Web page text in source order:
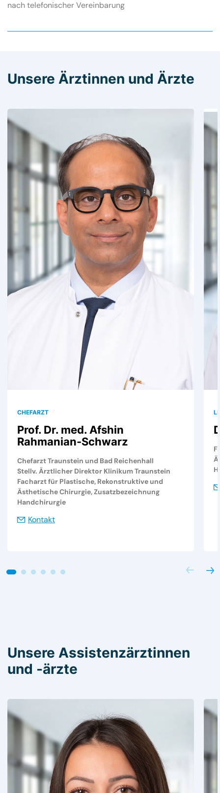
nach telefonischer Vereinbarung
Unsere Ärztinnen und Ärzte
CHEFARZT
Prof. Dr. med. Afshin
Rahmanian-Schwarz
Chefarzt Traunstein und Bad Reichenhall
Stellv. Ärztlicher Direktor Klinikum Traunstein
Facharzt für Plastische, Rekonstruktive und
Ästhetische Chirurgie, Zusatzbezeichnung
Handchirurgie
Kontakt
Unsere Assistenzärztinnen
und -ärzte